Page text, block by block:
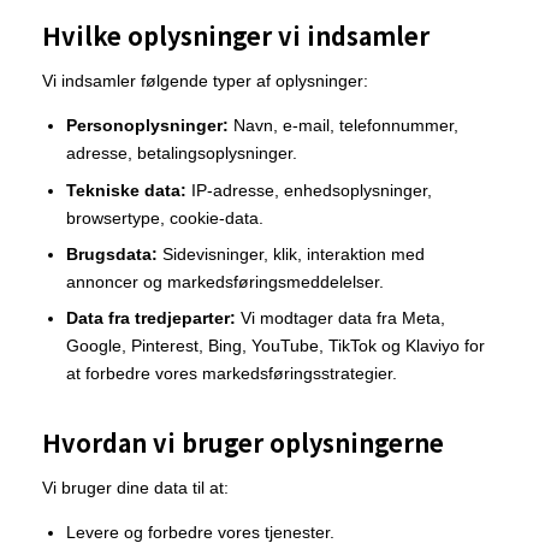
Hvilke oplysninger vi indsamler
Vi indsamler følgende typer af oplysninger:
Personoplysninger: Navn, e-mail, telefonnummer,
adresse, betalingsoplysninger.
Tekniske data: IP-adresse, enhedsoplysninger,
browsertype, cookie-data.
Brugsdata: Sidevisninger, klik, interaktion med
annoncer og markedsføringsmeddelelser.
Data fra tredjeparter: Vi modtager data fra Meta,
Google, Pinterest, Bing, YouTube, TikTok og Klaviyo for
at forbedre vores markedsføringsstrategier.
Hvordan vi bruger oplysningerne
Vi bruger dine data til at:
Levere og forbedre vores tjenester.